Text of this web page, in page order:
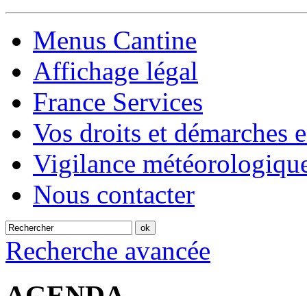
Menus Cantine
Affichage légal
France Services
Vos droits et démarches
Vigilance
Nous contacter
Recherche avancée